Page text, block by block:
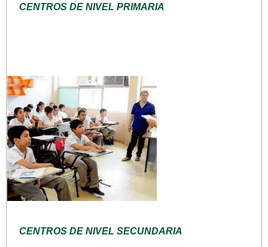
CENTROS DE NIVEL PRIMARIA
CENTROS DE NIVEL SECUNDARIA